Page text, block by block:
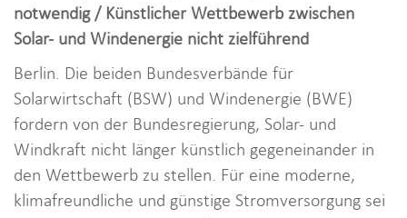
notwendig / Künstlicher Wettbewerb zwischen
Solar- und Windenergie nicht zielführend
Berlin. Die beiden Bundesverbände für
Solarwirtschaft (BSW) und Windenergie (BWE)
fordern von der Bundesregierung, Solar- und
Windkraft nicht länger künstlich gegeneinander in
den Wettbewerb zu stellen. Für eine moderne,
klimafreundliche und günstige Stromversorgung sei